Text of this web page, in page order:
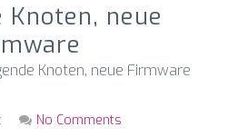
Knoten, neue
Knoten, neue Firmware
No Comments